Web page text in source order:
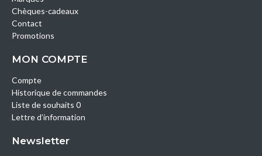
Chèques-cadeaux
Contact
Promotions
MON COMPTE
Compte
Historique de commandes
Liste de souhaits 0
Lettre d’information
Newsletter